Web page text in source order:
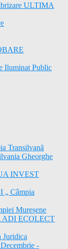
ULTIMA
Iluminat Public
Transilvană
Gheorghe
INVEST
„ Câmpia
Mureșene
ADI ECOLECT
Juridica
-